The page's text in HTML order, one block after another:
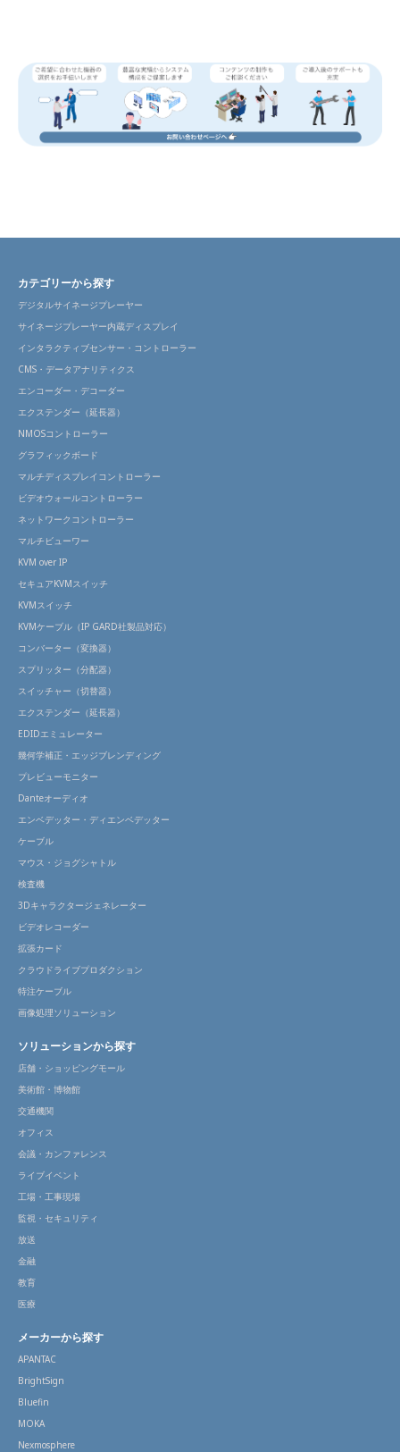
カテゴリーから探す
デジタルサイネージプレーヤー
サイネージプレーヤー内蔵ディスプレイ
インタラクティブセンサー・コントローラー
CMS・データアナリティクス
エンコーダー・デコーダー
エクステンダー（延長器）
NMOSコントローラー
グラフィックボード
マルチディスプレイコントローラー
ビデオウォールコントローラー
ネットワークコントローラー
マルチビューワー
KVM over IP
セキュアKVMスイッチ
KVMスイッチ
KVMケーブル（IP GARD社製品対応）
コンバーター（変換器）
スプリッター（分配器）
スイッチャー（切替器）
エクステンダー（延長器）
EDIDエミュレーター
幾何学補正・エッジブレンディング
プレビューモニター
Danteオーディオ
エンベデッター・ディエンベデッター
ケーブル
マウス・ジョグシャトル
検査機
3Dキャラクタージェネレーター
ビデオレコーダー
拡張カード
クラウドライブプロダクション
特注ケーブル
画像処理ソリューション
ソリューションから探す
店舗・ショッピングモール
美術館・博物館
交通機関
オフィス
会議・カンファレンス
ライブイベント
工場・工事現場
監視・セキュリティ
放送
金融
教育
医療
メーカーから探す
APANTAC
BrightSign
Bluefin
MOKA
Nexmosphere